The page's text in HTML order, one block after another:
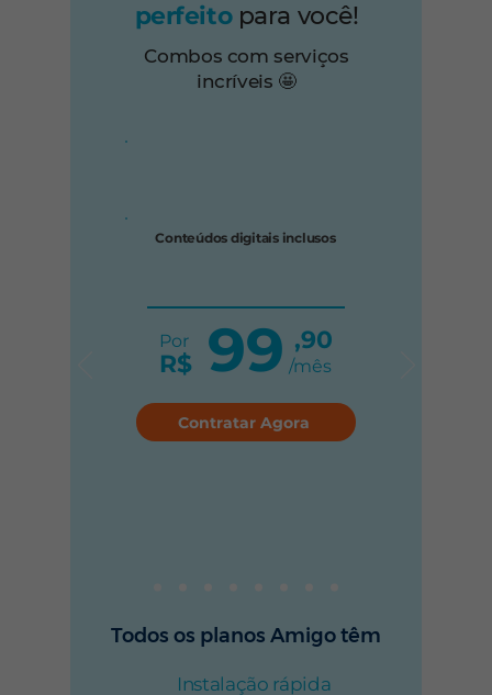
perfeito para você!
Combos com serviços
incríveis 🤩
Conteúdos digitais inclusos
Por
R$ 99 ,90
/mês
Contratar Agora
Todos os planos Amigo têm
Instalação rápida